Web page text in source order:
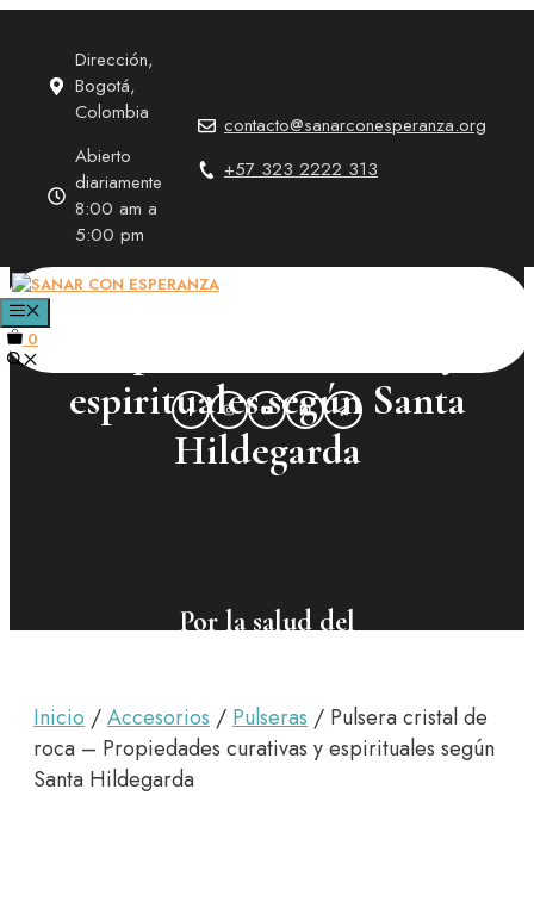
contenido
Dirección,
Bogotá,
Colombia
Abierto
diariamente
8:00 am a
5:00 pm
contacto@sanarconesperanza.org
+57 323 2222 313
0
Pulsera cristal de roca –
espirituales según Santa
Hildegarda
Por la salud del
Inicio /Accesorios /Pulseras / Pulsera cristal de
roca – Propiedades curativas y espirituales según
Santa Hildegarda